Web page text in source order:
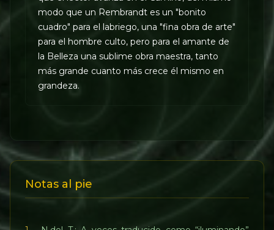
modo que un Rembrandt es un "bonito
cuadro" para el labriego, una "fina obra de arte"
para el hombre culto, pero para el amante de
la Belleza una sublime obra maestra, tanto
más grande cuanto más crece él mismo en
grandeza.
Notas al pie